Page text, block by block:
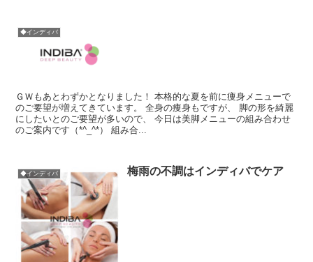
◆インディバ
ＧＷもあとわずかとなりました！ 本格的な夏を前に痩身メニューで
のご要望が増えてきています。 全身の痩身もですが、 脚の形を綺麗
にしたいとのご要望が多いので、 今日は美脚メニューの組み合わせ
のご案内です（*^_^*） 組み合...
◆インディバ 梅雨の不調はインディバでケア